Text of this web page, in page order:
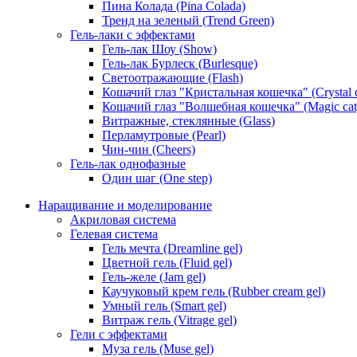
Пина Колада (Pina Colada)
Тренд на зеленый (Trend Green)
Гель-лаки с эффектами
Гель-лак Шоу (Show)
Гель-лак Бурлеск (Burlesque)
Светоотражающие (Flash)
Кошачий глаз "Кристальная кошечка" (Crystal
Кошачий глаз "Волшебная кошечка" (Magic
Витражные, стеклянные (Glass)
Перламутровые (Pearl)
Чин-чин (Cheers)
Гель-лак однофазные
Один шаг (One step)
Наращивание и моделирование
Акриловая система
Гелевая система
Гель мечта (Dreamline gel)
Цветной гель (Fluid gel)
Гель-желе (Jam gel)
Каучуковый крем гель (Rubber cream gel)
Умный гель (Smart gel)
Витраж гель (Vitrage gel)
Гели с эффектами
Муза гель (Muse gel)